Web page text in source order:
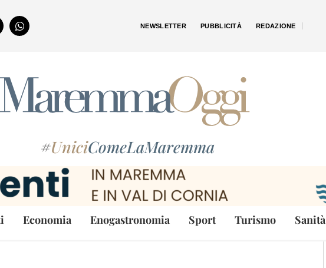
NEWSLETTER PUBBLICITÀ REDAZIONE
#UniciComeLaMaremma
Economia Enogastronomia Sport Turismo Sanità